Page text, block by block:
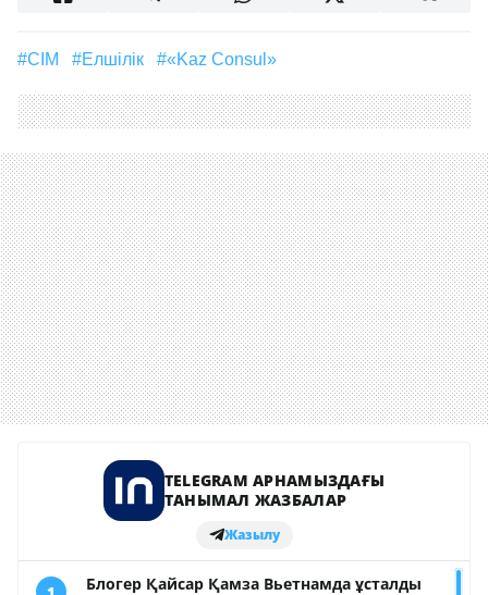
#СІМ #Елшілік #«Kaz Consul»